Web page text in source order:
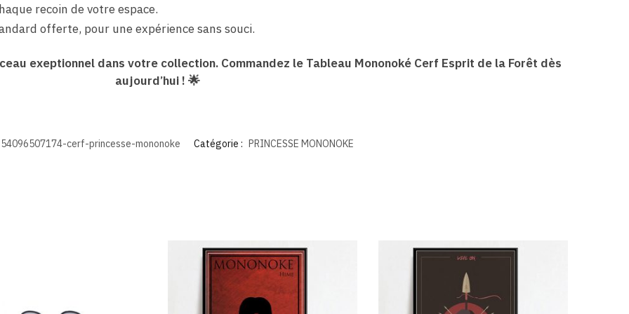
recoin de votre espace.
offerte, pour une expérience sans souci.
exeptionnel dans votre collection. Commandez le Tableau Mononoké Cerf Esprit de la Forêt dès
aujourd’hui ! 🌟
cerf-princesse-mononoke Catégorie : PRINCESSE MONONOKE